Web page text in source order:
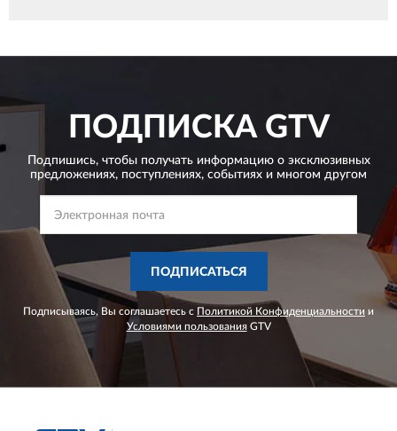
ПОДПИСКАGTV
Подпишись, чтобы получать информацию о эксклюзивных
предложениях, поступлениях, событиях и многом другом
ПОДПИСАТЬСЯ
Подписываясь, Вы соглашаетесь с Политикой Конфиденциальности и
Условиями пользованияGTV